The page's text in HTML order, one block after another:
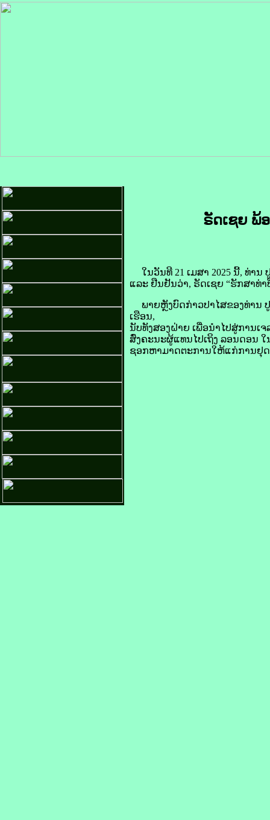
ຣັດ​ເຊຍ ພ້
ໃນ​ວັນ​ທີ 21 ເມສາ 2025 ນີ້, ທ່າ
ແລະ ຢືນຢັນ​ວ່າ, ຣັດ​ເຊຍ “ຮັກສາ​ທ່
ພາຍຫຼັງ​ບົດ​ກ່າວ​ປາ​ໄສ​ຂອງ​ທ່ານ
ເຮືອນ,
ນັບ​ທັງ​ສອງ​ຝ່າຍ ເພື່ອ​ນຳໄປ​ສູ່​ການ​ເ
ສົ່ງ​ຄະນະ​ຜູ້​ແທນ​ໄປ​ເຖິງ ລອນ​ດອນ ໃ
ຊອກ​ຫາ​ມາດ​ຕະການ​ໃຫ້​ແກ່​ການ​ຢຸ